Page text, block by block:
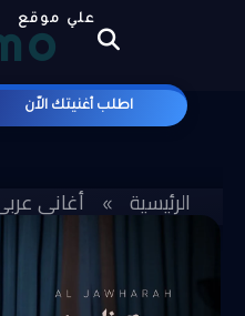
علي موقع
اطلب أغنيتك الاّن
الرئيسية » أغاني